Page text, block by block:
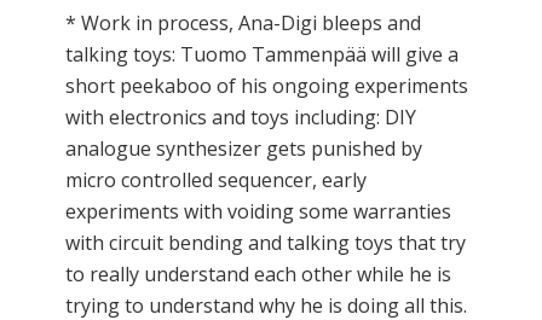
* Work in process, Ana-Digi bleeps and
talking toys: Tuomo Tammenpää will give a
short peekaboo of his ongoing experiments
with electronics and toys including: DIY
analogue synthesizer gets punished by
micro controlled sequencer, early
experiments with voiding some warranties
with circuit bending and talking toys that try
to really understand each other while he is
trying to understand why he is doing all this.